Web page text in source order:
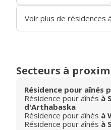
Voir plus de résidences
Secteurs à
Résidence pour aînés
Résidence pour aînés à
d'Arthabaska
Résidence pour aînés à
Résidence pour aînés à